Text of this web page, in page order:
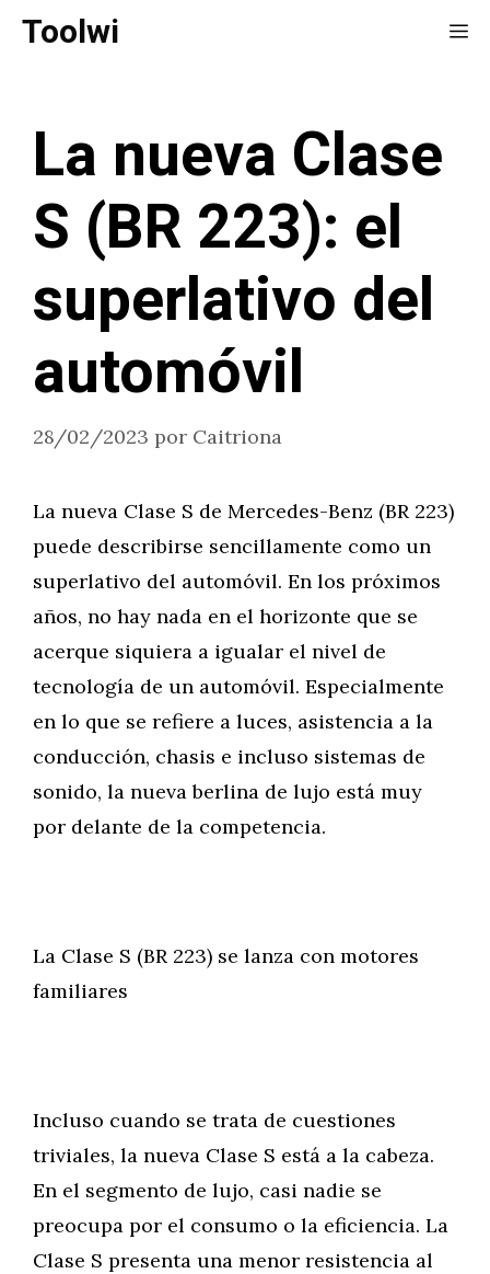
SaltarToolwi
La nueva Clase
S (BR 223): el
superlativo del
automóvil
28/02/2023 por Caitriona
La nueva Clase S de Mercedes-Benz (BR 223)
puede describirse sencillamente como un
superlativo del automóvil. En los próximos
años, no hay nada en el horizonte que se
acerque siquiera a igualar el nivel de
tecnología de un automóvil. Especialmente
en lo que se refiere a luces, asistencia a la
conducción, chasis e incluso sistemas de
sonido, la nueva berlina de lujo está muy
por delante de la competencia.
La Clase S (BR 223) se lanza con motores
familiares
Incluso cuando se trata de cuestiones
triviales, la nueva Clase S está a la cabeza.
En el segmento de lujo, casi nadie se
preocupa por el consumo o la eficiencia. La
Clase S presenta una menor resistencia al